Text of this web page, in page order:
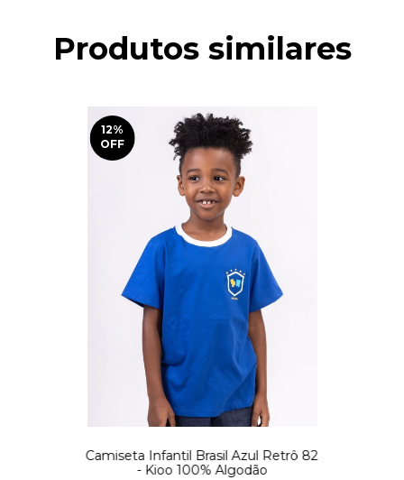
Produtos similares
12%
OFF
Camiseta Infantil Brasil Azul Retrô 82
- Kioo 100% Algodão